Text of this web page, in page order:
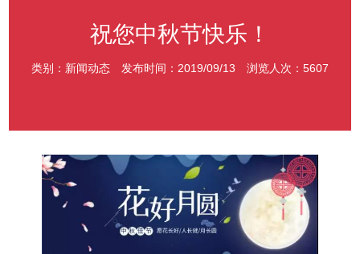
祝您中秋节快乐！
类别：新闻动态 发布时间：2019/09/13 浏览人次：5607